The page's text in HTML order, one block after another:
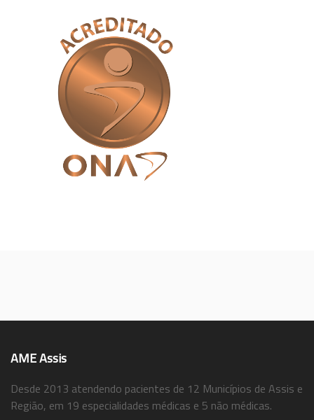
AME Assis
Desde 2013 atendendo pacientes de 12 Municípios de Assis e
Região, em 19 especialidades médicas e 5 não médicas.